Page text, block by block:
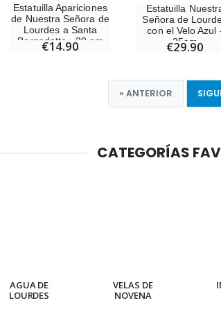
Estatuilla Apariciones
de Nuestra Señora de
Lourdes a Santa
Bernadette - 20 cm
€14.90
Estatuilla
Señora de
con el Velo Azul
25cm
€29.90
« ANTERIOR
CATEGORÍAS
AGUA DE
LOURDES
VELAS DE
NOVENA